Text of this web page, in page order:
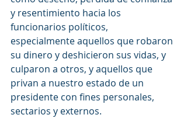
y resentimiento hacia los
funcionarios políticos,
especialmente aquellos que robaron
su dinero y deshicieron sus vidas, y
culparon a otros, y aquellos que
privan a nuestro estado de un
presidente con fines personales,
sectarios y externos.